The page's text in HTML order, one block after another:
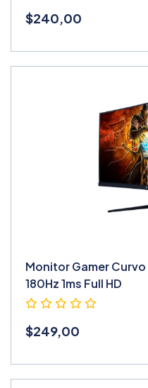
$240,00
Monitor Gamer Curvo
180Hz 1ms Full HD
$249,00